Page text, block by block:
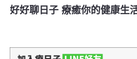
好好聊日子 療癒你的健康生